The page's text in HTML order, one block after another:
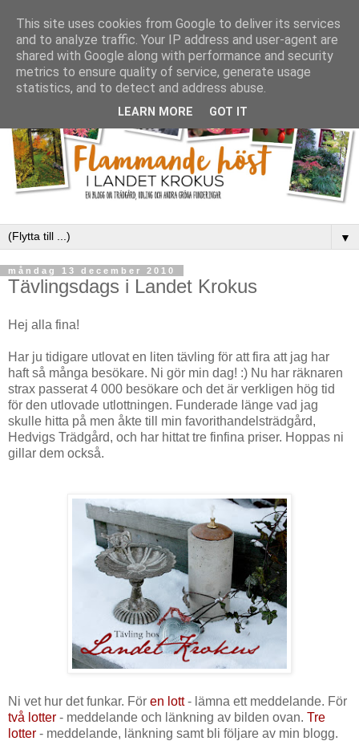
▼
måndag 13 december 2010
Tävlingsdags i Landet Krokus
Hej alla fina!
Har ju tidigare utlovat en liten tävling för att fira att jag har
haft så många besökare. Ni gör min dag! :) Nu har räknaren
strax passerat 4 000 besökare och det är verkligen hög tid
för den utlovade utlottningen. Funderade länge vad jag
skulle hitta på men åkte till min favorithandelsträdgård,
Hedvigs Trädgård, och har hittat tre finfina priser. Hoppas ni
gillar dem också.
Ni vet hur det funkar. För en lott- lämna ett meddelande. För
två lotter - meddelande och länkning av bilden ovan. Tre
lotter - meddelande, länkning samt bli följare av min blogg.
This site uses cookies from Google to deliver its services
and to analyze traffic. Your IP address and user-agent are
shared with Google along with performance and security
metrics to ensure quality of service, generate usage
statistics, and to detect and address abuse.
LEARN MORE GOT IT